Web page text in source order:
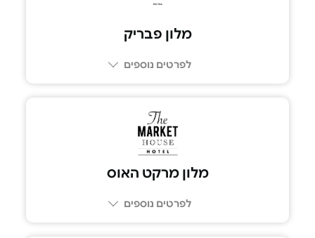
מלון פבריק
לפרטים נוספים
מלון מרקט האוס
לפרטים נוספים